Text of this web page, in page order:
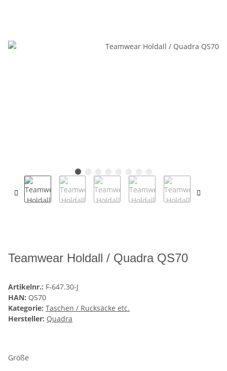
Teamwear Holdall / Quadra QS70
Artikelnr.: F-647.30-J
HAN: QS70
Kategorie: Taschen / Rucksäcke etc.
Hersteller: Quadra
Größe